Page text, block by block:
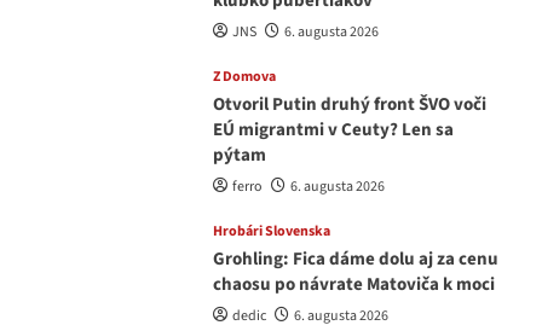
JNS 6. augusta 2026
Z Domova
Otvoril Putin druhý front ŠVO voči
EÚ migrantmi v Ceuty? Len sa
pýtam
ferro 6. augusta 2026
Hrobári Slovenska
Grohling: Fica dáme dolu aj za cenu
chaosu po návrate Matoviča k moci
dedic 6. augusta 2026